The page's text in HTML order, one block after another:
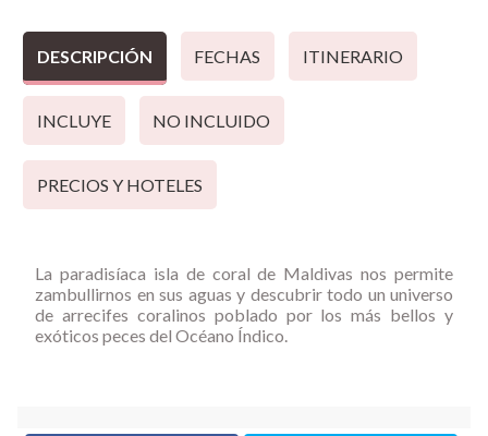
DESCRIPCIÓN FECHAS ITINERARIO
INCLUYE NO INCLUIDO
PRECIOS Y HOTELES
La paradisíaca isla de coral de Maldivas nos permite
zambullirnos en sus aguas y descubrir todo un universo
de arrecifes coralinos poblado por los más bellos y
exóticos peces del Océano Índico.